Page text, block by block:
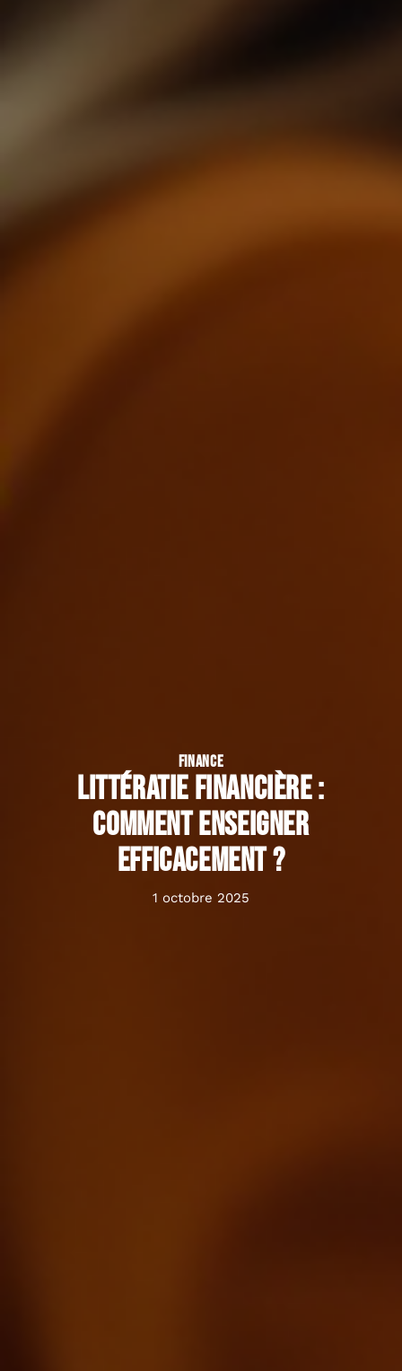
FINANCE
Littératie financière :
comment enseigner
efficacement ?
1 octobre 2025